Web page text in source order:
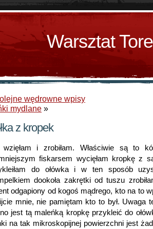
Warsztat
wędrowne wpisy
mydlane »
z kropek
wzięłam i zrobiłam. Właściwie są to
fiskarsem wycięłam kropkę z
do ołówka i w ten sposób
dookoła zakrętki od tuszu
odgapiony od kogoś mądrego, kto na to
mnie, nie pamiętam kto to był. Uwaga
jest tą maleńką kropkę przykleić do
na tak mikroskopijnej powierzchni jest